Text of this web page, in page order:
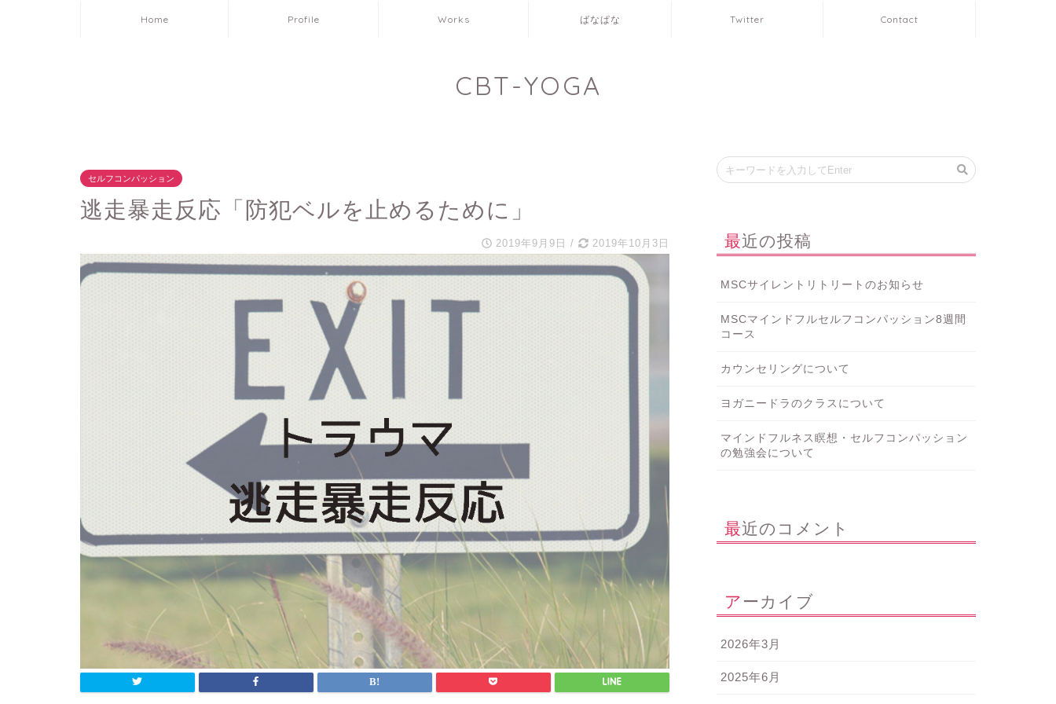
Home Profile Works ばなぱな Twitter Contact
CBT-YOGA
セルフコンパッション
逃走暴走反応「防犯ベルを止めるために」
2019年9月9日 / 2019年10月3日 最近の投稿
MSCサイレントリトリートのお知らせ
MSCマインドフルセルフコンパッション8週間
コース
カウンセリングについて
ヨガニードラのクラスについて
マインドフルネス瞑想・セルフコンパッション
の勉強会について
最近のコメント
アーカイブ
2026年3月
2025年6月